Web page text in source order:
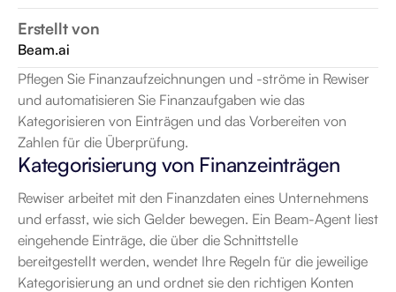
Erstellt von
Beam.ai
Pflegen Sie Finanzaufzeichnungen und -ströme in Rewiser
und automatisieren Sie Finanzaufgaben wie das
Kategorisieren von Einträgen und das Vorbereiten von
Zahlen für die Überprüfung.
Kategorisierung von Finanzeinträgen
Rewiser arbeitet mit den Finanzdaten eines Unternehmens
und erfasst, wie sich Gelder bewegen. Ein Beam-Agent liest
eingehende Einträge, die über die Schnittstelle
bereitgestellt werden, wendet Ihre Regeln für die jeweilige
Kategorisierung an und ordnet sie den richtigen Konten